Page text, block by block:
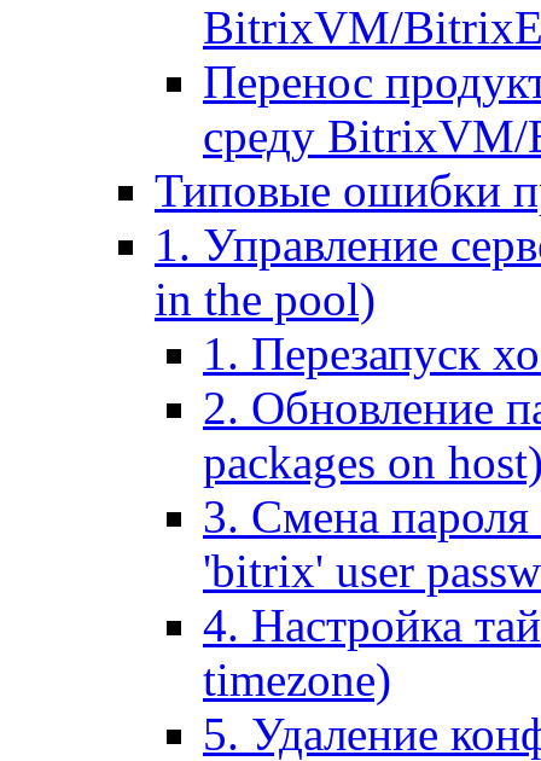
BitrixVM/
Перенос
среду
Типовые ошибки
1. Управление
in the pool)
1. Перезапуск
2. Обновление
packages on
3. Смена пароля
'bitrix' user
4. Настройка
timezone)
5. Удаление